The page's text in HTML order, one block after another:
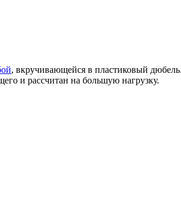
, вкручивающейся в пластиковый
и рассчитан на большую нагрузку.